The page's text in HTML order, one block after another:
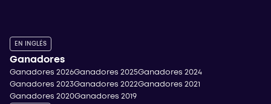
EN INGLÉS
Ganadores
Ganadores 2026Ganadores 2025Ganadores 2024
Ganadores 2023Ganadores 2022Ganadores 2021
Ganadores 2020Ganadores 2019